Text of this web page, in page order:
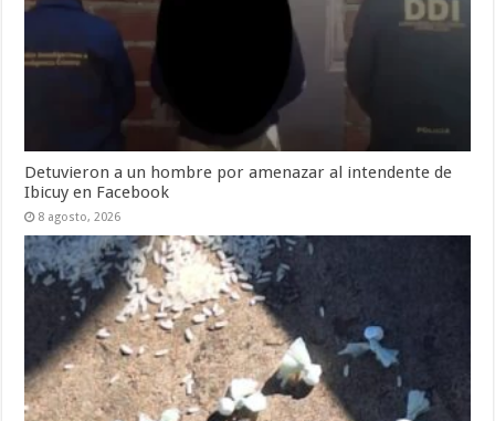
Detuvieron a un hombre por amenazar al intendente de
Ibicuy en Facebook
8 agosto, 2026